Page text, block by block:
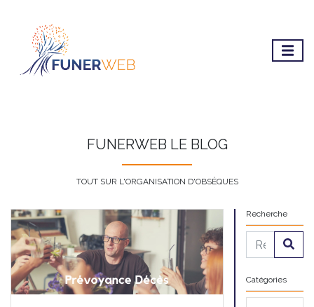
FUNERWEB LE BLOG
TOUT SUR L'ORGANISATION D'OBSÈQUES
Recherche
Catégories